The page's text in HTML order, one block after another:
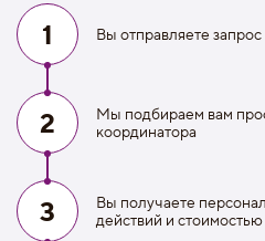
1 Вы отправляете запрос
2
Мы подбираем вам
координатора
3
Вы получаете
действий и стоимостью